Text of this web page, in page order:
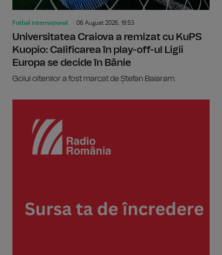
Fotbal internațional 06 August 2026, 19:53
Universitatea Craiova a remizat cu KuPS
Kuopio: Calificarea în play-off-ul Ligii
Europa se decide în Bănie
Golul oltenilor a fost marcat de Ștefan Baiaram.